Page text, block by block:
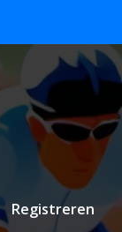
Registreren